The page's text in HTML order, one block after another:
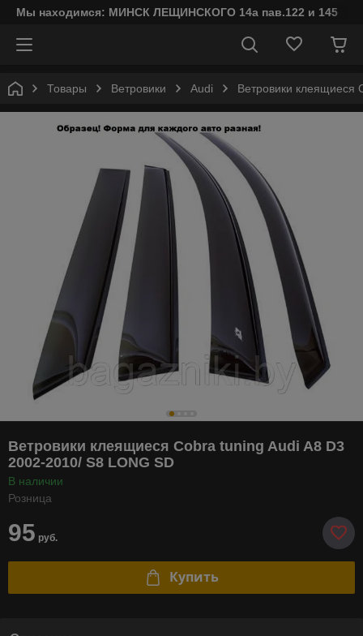
Мы находимся: МИНСК ЛЕЩИНСКОГО 14а пав.122 и 145
Товары Ветровики Audi Ветровики клеящиеся
Ветровики клеящиеся Cobra tuning Audi A8 D3
2002-2010/ S8 LONG SD
В наличии
Розница
95 руб.
Купить